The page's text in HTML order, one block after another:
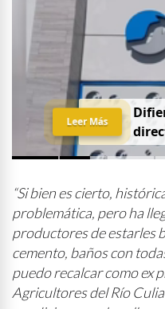
Difie
direc
pide
Leer Más
“Si bien es cierto,
problemática, pero ha
productores de estarles
cemento, baños con
puedo recalcar como ex
Agricultores del Río